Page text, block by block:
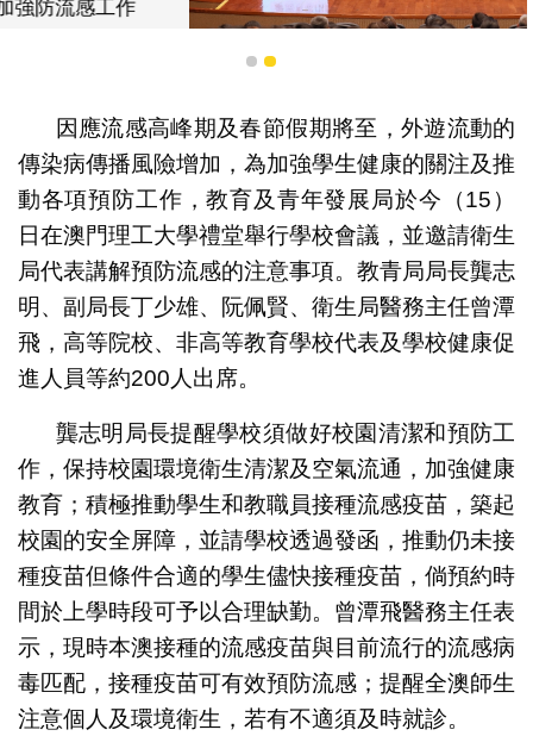
1 2
因應流感高峰期及春節假期將至，外遊流動的
傳染病傳播風險增加，為加強學生健康的關注及推
動各項預防工作，教育及青年發展局於今（15）
日在澳門理工大學禮堂舉行學校會議，並邀請衛生
局代表講解預防流感的注意事項。教青局局長龔志
明、副局長丁少雄、阮佩賢、衛生局醫務主任曾潭
飛，高等院校、非高等教育學校代表及學校健康促
進人員等約200人出席。
龔志明局長提醒學校須做好校園清潔和預防工
作，保持校園環境衛生清潔及空氣流通，加強健康
教育；積極推動學生和教職員接種流感疫苗，築起
校園的安全屏障，並請學校透過發函，推動仍未接
種疫苗但條件合適的學生儘快接種疫苗，倘預約時
間於上學時段可予以合理缺勤。曾潭飛醫務主任表
示，現時本澳接種的流感疫苗與目前流行的流感病
毒匹配，接種疫苗可有效預防流感；提醒全澳師生
注意個人及環境衛生，若有不適須及時就診。